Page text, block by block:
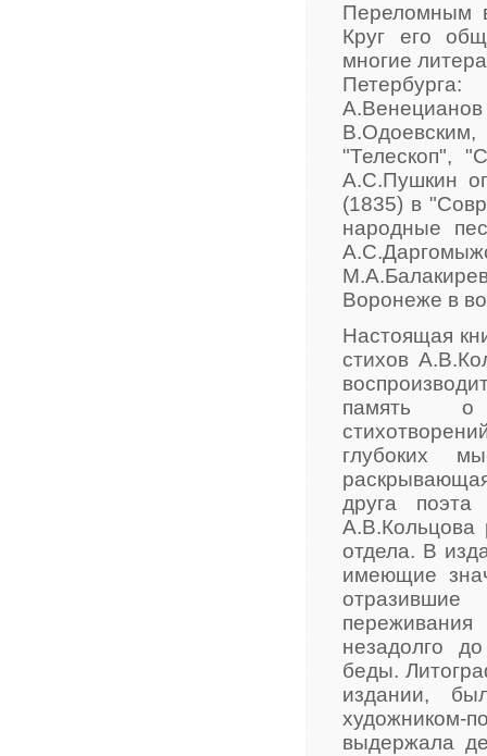
Переломным
Круг его
многие
"Телескоп",
А.С.Пушкин
(1835) в
народные
Воронеже в
Настоящая
стихов
память
глубоких
друга
А.В.Кольцова
отдела. В
имеющие
переживания
незадолго
беды.
издании,
художником-
выдержала